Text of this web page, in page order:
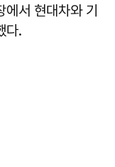
서 현대차와 기
다.